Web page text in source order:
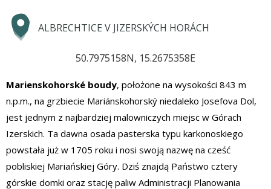
ALBRECHTICE V JIZERSKÝCH HORÁCH
50.7975158N, 15.2675358E
Marienskohorské boudy, położone na wysokości 843 m
n.p.m., na grzbiecie Mariánskohorský niedaleko Josefova Dol,
jest jednym z najbardziej malowniczych miejsc w Górach
Izerskich. Ta dawna osada pasterska typu karkonoskiego
powstała już w 1705 roku i nosi swoją nazwę na cześć
pobliskiej Mariańskiej Góry. Dziś znajdą Państwo cztery
górskie domki oraz stację paliw Administracji Planowania